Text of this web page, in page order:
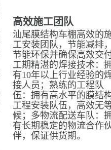
高效施工团队
汕尾膜结构车棚高效的
工安装团队，节能减排
节能环保并确保高效交
工期精湛的焊接技术：
有10年以上行业经验的
接人员；熟练的工程队
伍：拥有高水平的膜结
工程安装队伍，高效无
候；多物流配送车队：
有长期稳定的物流合作
伴，保证供货期。